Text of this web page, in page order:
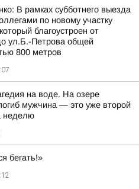
В рамках субботнего выезда
по новому участку
благоустроен от
ул.Б.-Петрова общей
800 метров
на воде. На озере
мужчина — это уже второй
неделю
бегать!»